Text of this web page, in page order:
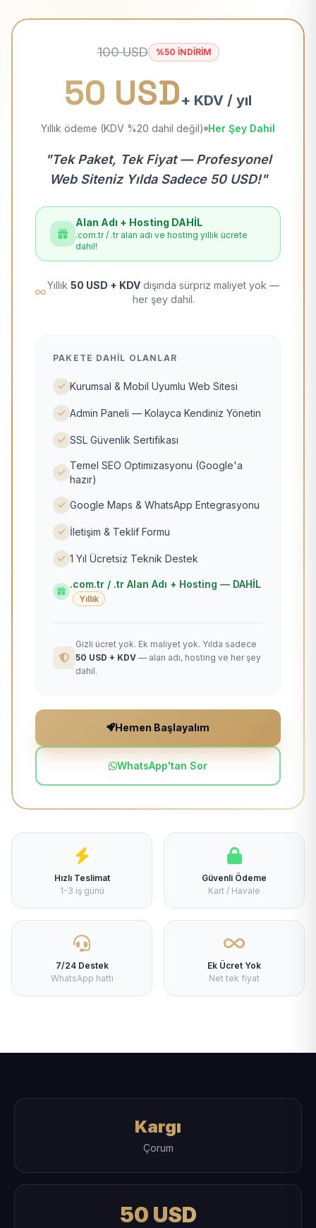
100 USD %50 İNDİRİM
50 USD+ KDV / yıl
Yıllık ödeme (KDV %20 dahil değil) Her Şey Dahil
"Tek Paket, Tek Fiyat — Profesyonel
Web Siteniz Yılda Sadece 50 USD!"
Alan Adı + Hosting DAHİL
.com.tr / .tr alan adı ve hosting yıllık ücrete
dahil!
Yıllık 50 USD + KDV dışında sürpriz maliyet yok —
her şey dahil.
PAKETE DAHIL OLANLAR
Kurumsal & Mobil Uyumlu Web Sitesi
Admin Paneli — Kolayca Kendiniz Yönetin
SSL Güvenlik Sertifikası
Temel SEO Optimizasyonu (Google'a
hazır)
Google Maps & WhatsApp Entegrasyonu
İletişim & Teklif Formu
1 Yıl Ücretsiz Teknik Destek
.com.tr / .tr Alan Adı + Hosting — DAHİL
Yıllık
Gizli ücret yok. Ek maliyet yok. Yılda sadece
50 USD + KDV — alan adı, hosting ve her şey
dahil.
Hemen Başlayalım
WhatsApp'tan Sor
Hızlı Teslimat
1-3 iş günü
Güvenli Ödeme
Kart / Havale
7/24 Destek
WhatsApp hattı
Ek Ücret Yok
Net tek fiyat
Kargı
Çorum
50 USD